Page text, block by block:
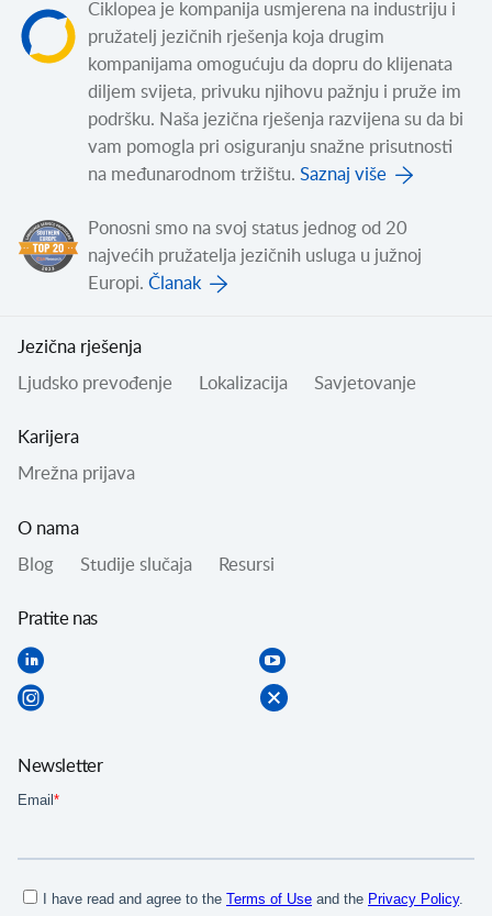
Ciklopea je kompanija usmjerena na industriju i
pružatelj jezičnih rješenja koja drugim
kompanijama omogućuju da dopru do klijenata
diljem svijeta, privuku njihovu pažnju i pruže im
podršku. Naša jezična rješenja razvijena su da bi
vam pomogla pri osiguranju snažne prisutnosti
na međunarodnom tržištu. Saznaj više
Ponosni smo na svoj status jednog od 20
najvećih pružatelja jezičnih usluga u južnoj
Europi. Članak
Jezična rješenja
Ljudsko prevođenje Lokalizacija Savjetovanje
Karijera
Mrežna prijava
O nama
Blog Studije slučaja Resursi
Pratite nas
Newsletter